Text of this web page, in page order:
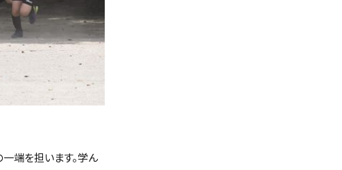
端を担います。学ん